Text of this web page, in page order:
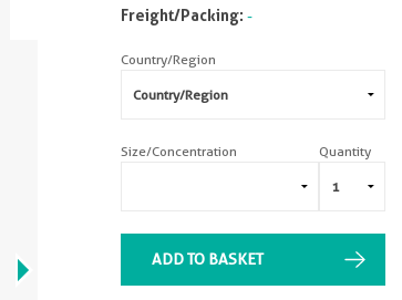
Freight/Packing: -
Country/Region
Size/Concentration Quantity
ADD TO BASKET